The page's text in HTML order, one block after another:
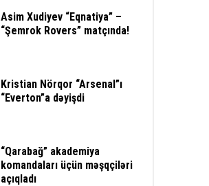
Asim Xudiyev “Eqnatiya” –
“Şemrok Rovers” matçında!
Kristian Nörqor “Arsenal”ı
“Everton”a dəyişdi
“Qarabağ” akademiya
komandaları üçün məşqçiləri
açıqladı